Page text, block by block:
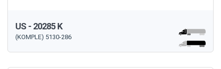
US - 20285 K
(KOMPLE) 5130-286